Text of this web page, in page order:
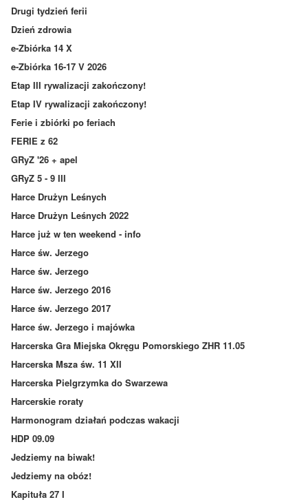
Drugi tydzień ferii
Dzień zdrowia
e-Zbiórka 14 X
e-Zbiórka 16-17 V 2026
Etap III rywalizacji zakończony!
Etap IV rywalizacji zakończony!
Ferie i zbiórki po feriach
FERIE z 62
GRyZ '26 + apel
GRyZ 5 - 9 III
Harce Drużyn Leśnych
Harce Drużyn Leśnych 2022
Harce już w ten weekend - info
Harce św. Jerzego
Harce św. Jerzego
Harce św. Jerzego 2016
Harce św. Jerzego 2017
Harce św. Jerzego i majówka
Harcerska Gra Miejska Okręgu Pomorskiego ZHR 11.05
Harcerska Msza św. 11 XII
Harcerska Pielgrzymka do Swarzewa
Harcerskie roraty
Harmonogram działań podczas wakacji
HDP 09.09
Jedziemy na biwak!
Jedziemy na obóz!
Kapituła 27 I